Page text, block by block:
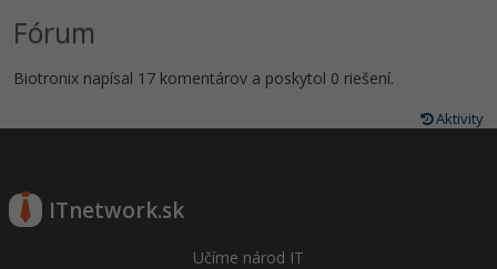
Fórum
Biotronix napísal 17 komentárov a poskytol 0 riešení.
Aktivity
ITnetwork.sk
Učíme národ IT